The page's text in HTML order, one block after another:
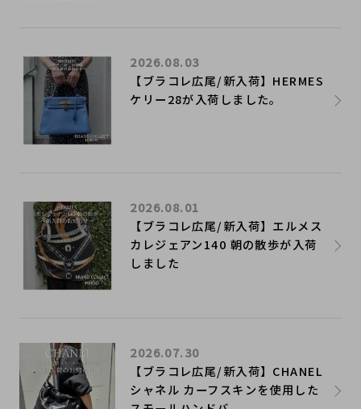
【ブラコレ広尾/新入荷】HERMES
ケリー28が入荷しました。
2026.08.03
【ブラコレ広尾/新入荷】エルメス
カレジェアン140 朝の散歩が入荷
しました
2026.08.01
【ブラコレ広尾/新入荷】CHANEL
シャネル カーフスキンを使用した
2026.07.30